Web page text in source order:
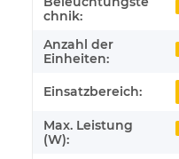
chnik:
Anzahl der
Einheiten:
Einsatzbereich:
Max. Leistung
(W):